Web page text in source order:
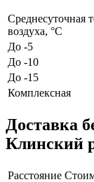
Среднесуточная
воздуха, °C
До -5
До -10
До -15
Комплексная
Доставка
Клинский
Расстояние